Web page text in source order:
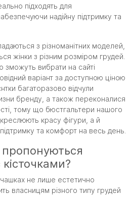
підходять для
надійну підтримку та
з різноманітних моделей,
жінки з різним розміром грудей.
вибрати на сайті
варіант за доступною ціною
багаторазово відчули
бренду, а також переконалися
тому що бюстгальтери нашого
красу фігури, а й
та комфорт на весь день.
не лише естетично
власницям різного типу грудей